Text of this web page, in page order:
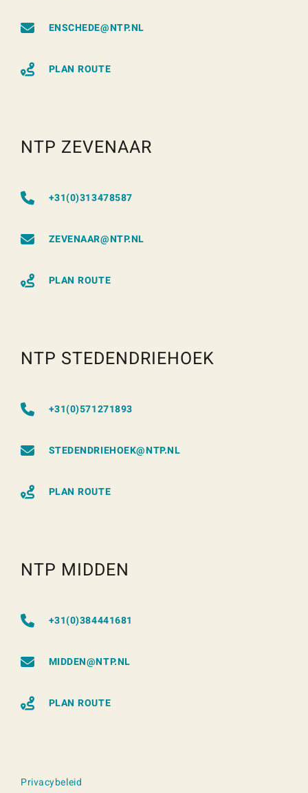
ENSCHEDE@NTP.NL
PLAN ROUTE
NTP ZEVENAAR
+31(0)313478587
ZEVENAAR@NTP.NL
PLAN ROUTE
NTP STEDENDRIEHOEK
+31(0)571271893
STEDENDRIEHOEK@NTP.NL
PLAN ROUTE
NTP MIDDEN
+31(0)384441681
MIDDEN@NTP.NL
PLAN ROUTE
Privacybeleid